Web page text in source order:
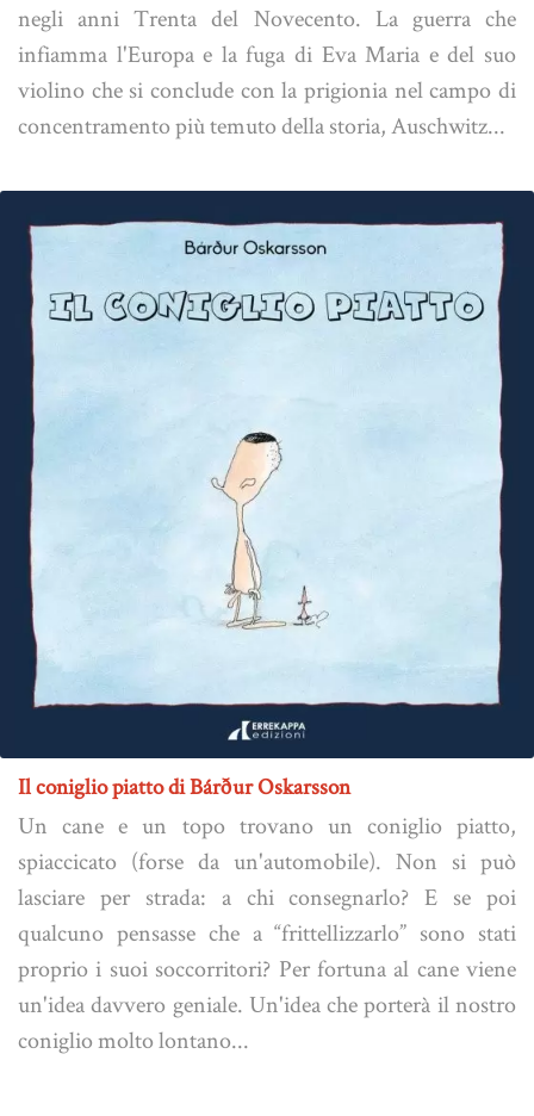
negli anni Trenta del Novecento. La guerra che
infiamma l'Europa e la fuga di Eva Maria e del suo
violino che si conclude con la prigionia nel campo di
concentramento più temuto della storia, Auschwitz...
Il coniglio piatto di Bárður Oskarsson
Un cane e un topo trovano un coniglio piatto,
spiaccicato (forse da un'automobile). Non si può
lasciare per strada: a chi consegnarlo? E se poi
qualcuno pensasse che a “frittellizzarlo” sono stati
proprio i suoi soccorritori? Per fortuna al cane viene
un'idea davvero geniale. Un'idea che porterà il nostro
coniglio molto lontano...